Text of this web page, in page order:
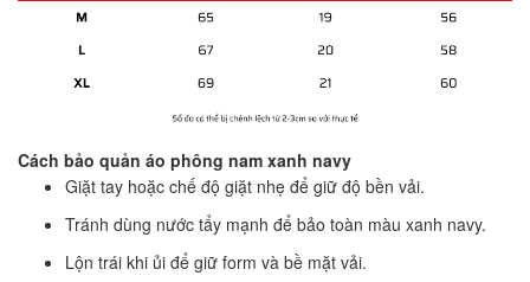
Cách bảo quản áo phông nam xanh navy
Giặt tay hoặc chế độ giặt nhẹ để giữ độ bền vải.
Tránh dùng nước tẩy mạnh để bảo toàn màu xanh navy.
Lộn trái khi ủi để giữ form và bề mặt vải.